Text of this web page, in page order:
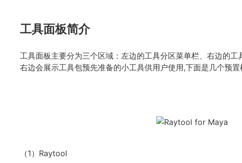
工具面板简介
工具面板主要分为三个区域：左边的工具分区菜单栏、右边的
右边会展示工具包预先准备的小工具供用户使用,下面是几个预置
（1）Raytool